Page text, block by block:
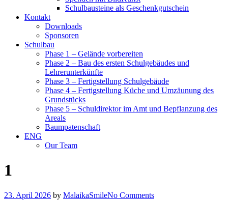
Schulbausteine als Geschenkgutschein
Kontakt
Downloads
Sponsoren
Schulbau
Phase 1 – Gelände vorbereiten
Phase 2 – Bau des ersten Schulgebäudes und
Lehrerunterkünfte
Phase 3 – Fertigstellung Schulgebäude
Phase 4 – Fertigstellung Küche und Umzäunung des
Grundstücks
Phase 5 – Schuldirektor im Amt und Bepflanzung des
Areals
Baumpatenschaft
ENG
Our Team
1
23. April 2026 by MalaikaSmileNo Comments